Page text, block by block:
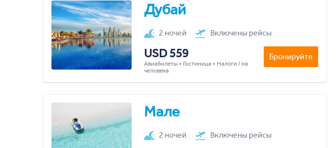
Дубай
2 ночей Включены рейсы
USD 559
Авиабилеты + Гостиница + Налоги / на
человека
Бронируйте
Мале
2 ночей Включены рейсы